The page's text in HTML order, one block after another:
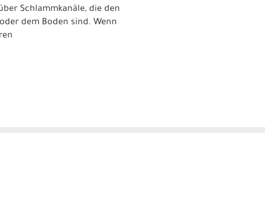
Schlammkanäle, die den
dem Boden sind. Wenn